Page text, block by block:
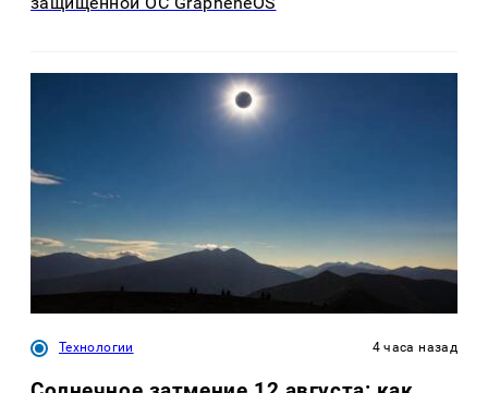
Технологии 4 часа назад